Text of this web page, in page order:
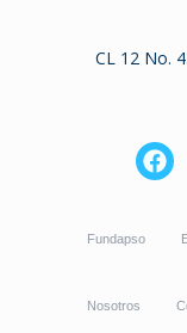
CL 12 No.
F
a
Fundapso
Nosotros